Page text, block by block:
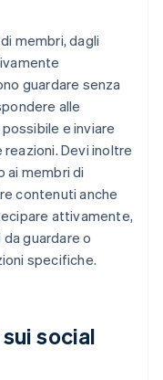
membri, dagli
guardare senza
alle
e inviare
Devi inoltre
ai membri di
contenuti anche
attivamente,
guardare o
specifiche.
social